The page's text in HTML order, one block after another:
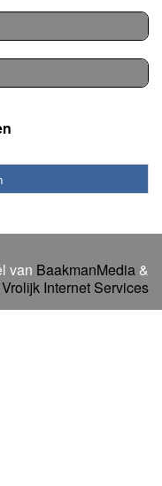
van BaakmanMedia &
Vrolijk Internet Services